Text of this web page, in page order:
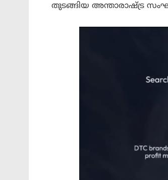
തുടങ്ങിയ അന്താരാഷ്ട്ര